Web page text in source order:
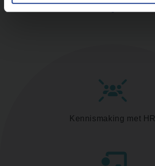
Kennismaking met HR